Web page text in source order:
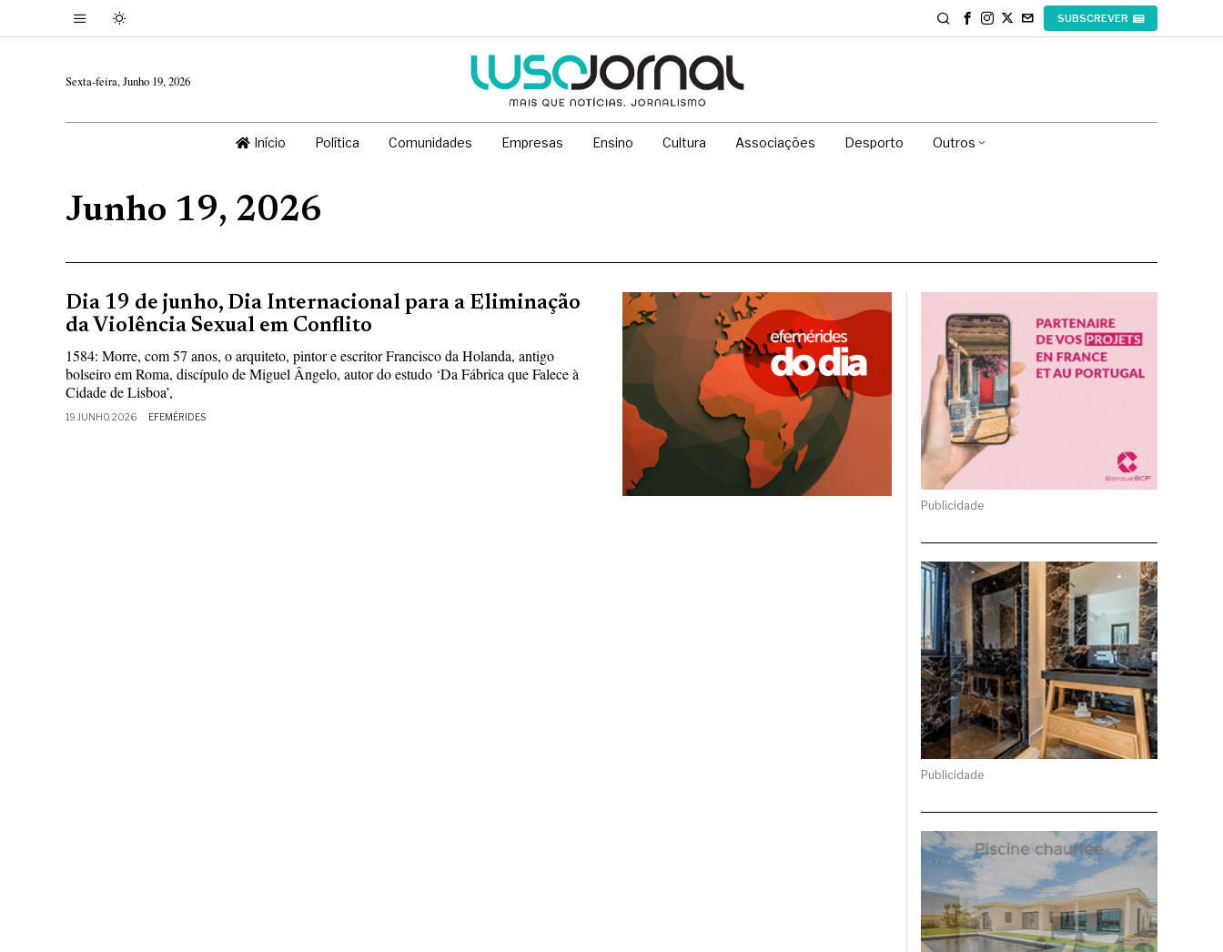
SUBSCREVER
Sexta-feira, Junho 19, 2026
Início Política Comunidades Empresas Ensino Cultura Associações Desporto Outros
Junho 19, 2026
Dia 19 de junho, Dia Internacional para a Eliminação
da Violência Sexual em Conflito
1584: Morre, com 57 anos, o arquiteto, pintor e escritor Francisco da Holanda, antigo
bolseiro em Roma, discípulo de Miguel Ângelo, autor do estudo ‘Da Fábrica que Falece à
Cidade de Lisboa’,
19 JUNHO, 2026 EFEMÉRIDES
Publicidade
Publicidade